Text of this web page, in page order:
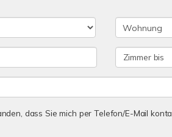
dass Sie mich per Telefon/E-Mail